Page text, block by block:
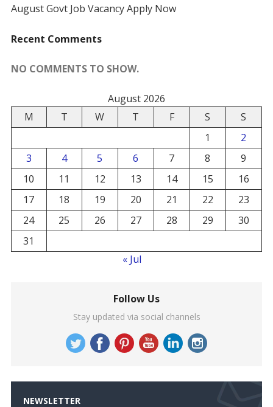
August Govt Job Vacancy Apply Now
Recent Comments
NO COMMENTS TO SHOW.
August 2026
M
T W T F S
S
1
2
3
4 5 6 7 8
9
10
11 12 13 14 15
16
17
18 19 20 21 22
23
24
25 26 27 28 29
30
31
« Jul
Follow Us
Stay updated via social channels
NEWSLETTER